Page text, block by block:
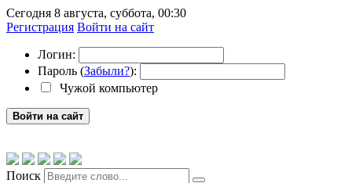
Сегодня 8 августа, суббота, 00:30
Регистрация Войти на сайт
Логин:
Пароль (Забыли?):
Чужой компьютер
Войти на сайт
Поиск